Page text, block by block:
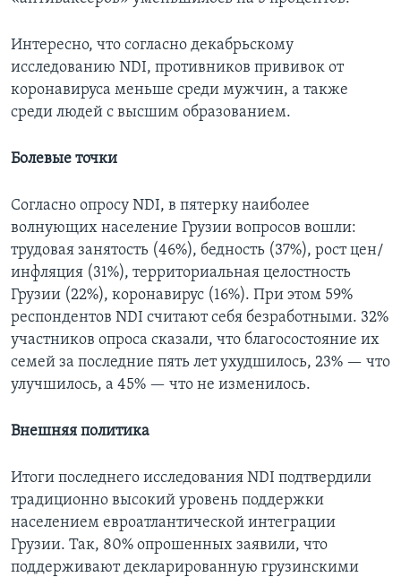
Интересно, что согласно декабрьскому
исследованию NDI, противников прививок от
коронавируса меньше среди мужчин, а также
среди людей с высшим образованием.
Болевые точки
Согласно опросу NDI, в пятерку наиболее
волнующих население Грузии вопросов вошли:
трудовая занятость (46%), бедность (37%), рост цен/
инфляция (31%), территориальная целостность
Грузии (22%), коронавирус (16%). При этом 59%
респондентов NDI считают себя безработными. 32%
участников опроса сказали, что благосостояние их
семей за последние пять лет ухудшилось, 23% — что
улучшилось, а 45% — что не изменилось.
Внешняя политика
Итоги последнего исследования NDI подтвердили
традиционно высокий уровень поддержки
населением евроатлантической интеграции
Грузии. Так, 80% опрошенных заявили, что
поддерживают декларированную грузинскими